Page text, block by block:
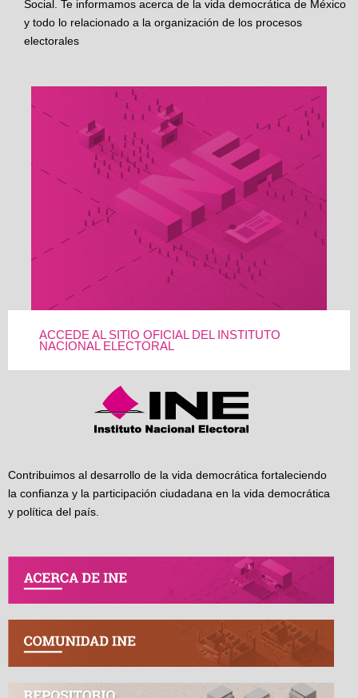
Social. Te informamos acerca de la vida democrática de México
y todo lo relacionado a la organización de los procesos
electorales
ACCEDE AL SITIO OFICIAL DEL INSTITUTO
NACIONAL ELECTORAL
Contribuimos al desarrollo de la vida democrática fortaleciendo
la confianza y la participación ciudadana en la vida democrática
y política del país.